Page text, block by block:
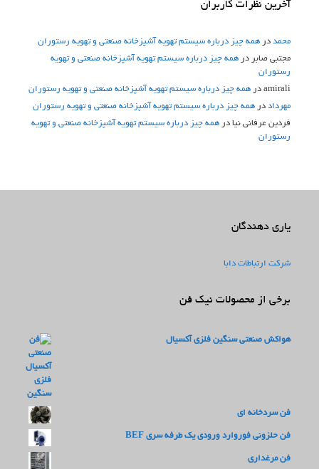
آخرین نظرات کاربران
محمد در همه چیز درباره سیستم تهویه آشپزخانه صنعتی و تهویه رستوران
مجتبی صابر در همه چیز درباره سیستم تهویه آشپزخانه صنعتی و تهویه
رستوران
amirali در همه چیز درباره سیستم تهویه آشپزخانه صنعتی و تهویه رستوران
مهرداد در همه چیز درباره سیستم تهویه آشپزخانه صنعتی و تهویه رستوران
فردین عرفانی نیا در همه چیز درباره سیستم تهویه آشپزخانه صنعتی و تهویه
رستوران
یاری دهندگان
شرکت ارتباطات دابا
برخی از محصولات نیک فن
هواکش صنعتی سنگین فلزی آکسیال
فن سردخانه ای
فن حلزونی فوروارد ورودی یک طرفه سری BEF
فن مرغداری